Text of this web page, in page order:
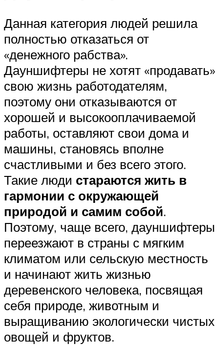
Данная категория людей решила
полностью отказаться от
«денежного рабства».
Дауншифтеры не хотят «продавать»
свою жизнь работодателям,
поэтому они отказываются от
хорошей и высокооплачиваемой
работы, оставляют свои дома и
машины, становясь вполне
счастливыми и без всего этого.
Такие люди стараются жить в
гармонии с окружающей
природой и самим собой.
Поэтому, чаще всего, дауншифтеры
переезжают в страны с мягким
климатом или сельскую местность
и начинают жить жизнью
деревенского человека, посвящая
себя природе, животным и
выращиванию экологически чистых
овощей и фруктов.